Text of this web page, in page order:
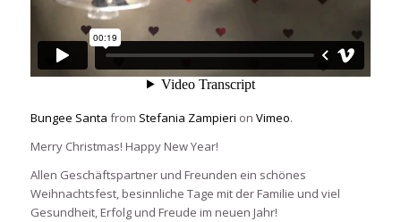
Bungee Santa from Stefania Zampieri on Vimeo.
Merry Christmas! Happy New Year!
Allen Geschäftspartner und Freunden ein schönes
Weihnachtsfest, besinnliche Tage mit der Familie und viel
Gesundheit, Erfolg und Freude im neuen Jahr!